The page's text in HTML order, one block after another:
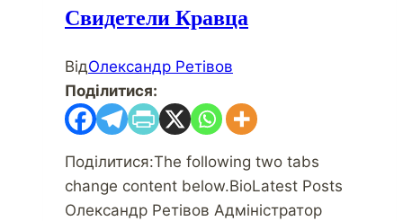
Свидетели Кравца
ВідОлександр Ретівов
Поділитися:
Поділитися:The following two tabs
change content below.BioLatest Posts
Олександр Ретівов Адміністратор